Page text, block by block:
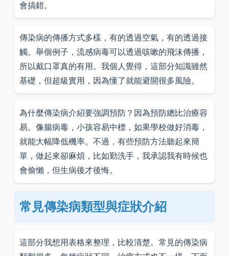
會搞錯。
傳染病的傳播方式多樣，有的透過空氣，有的透過接
觸。舉個例子，流感病毒可以透過咳嗽的飛沫傳播，
所以戴口罩真的有用。我個人覺得，這部分知識雖然
基礎，但超級實用，因為懂了就能避開很多風險。
為什麼傳染病介紹要強調預防？因為預防總比治療容
易。像腸病毒，小孩容易中標，如果學校做好消毒，
就能大幅降低機率。不過，有些預防方法聽起來簡
單，做起來卻麻煩，比如勤洗手，我承認我有時候也
會偷懶，但生病後才後悔。
常見傳染病類型與症狀介紹
這部分我想用表格來整理，比較清楚。常見的傳染病